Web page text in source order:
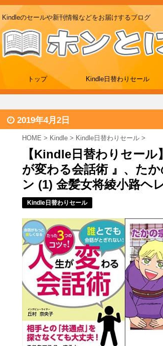
Kindleのセールや新刊情報などをお届けするブログ
トップ Kindle日替わりセール
2019年4月2日
HOME > Kindle > Kindle日替わりセール >
【Kindle日替わりセー
が変わる会話術 』、た
ン (1) 金髪女将綾小路ヘ
Kindle日替わりセール